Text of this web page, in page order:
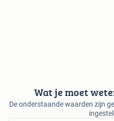
Wat je moet
De onderstaande waarden zijn